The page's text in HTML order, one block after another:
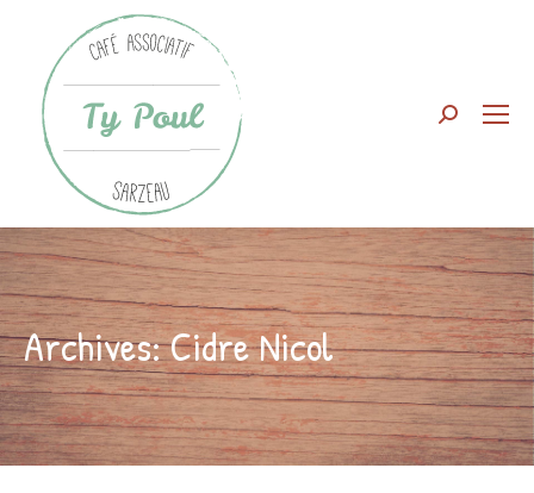
Search:
Archives:Cidre Nicol